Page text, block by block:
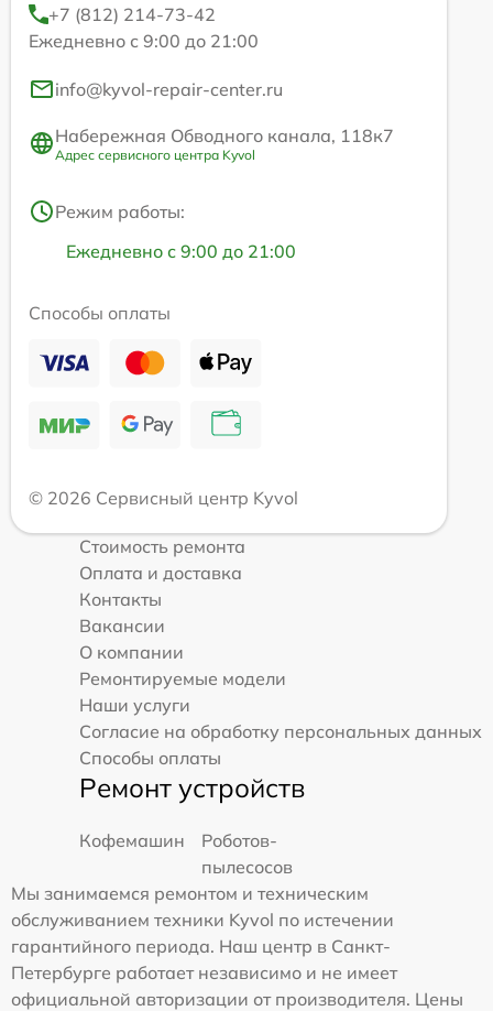
+7 (812) 214-73-42
Ежедневно с 9:00 до 21:00
info@kyvol-repair-center.ru
Набережная Обводного канала, 118к7
Адрес сервисного центра Kyvol
Режим работы:
Ежедневно с 9:00 до 21:00
Способы оплаты
© 2026 Сервисный центр Kyvol
Стоимость ремонта
Оплата и доставка
Контакты
Вакансии
О компании
Ремонтируемые модели
Наши услуги
Согласие на обработку персональных данных
Способы оплаты
Ремонт устройств
Кофемашин
Роботов-
пылесосов
Мы занимаемся ремонтом и техническим
обслуживанием техники Kyvol по истечении
гарантийного периода. Наш центр в Санкт-
Петербурге работает независимо и не имеет
официальной авторизации от производителя. Цены